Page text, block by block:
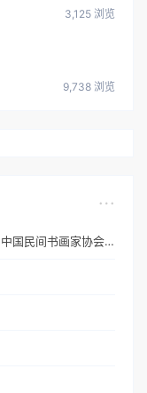
3,125 浏览
9,738 浏览
黄介艺-中国国画院副院长，中国民间书画家协会副主席